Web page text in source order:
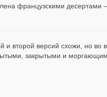
французскими
и второй версий схожи, но
закрытыми и